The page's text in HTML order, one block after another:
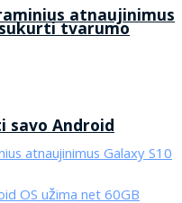
tvarumo
atnaujinimus
savo Android